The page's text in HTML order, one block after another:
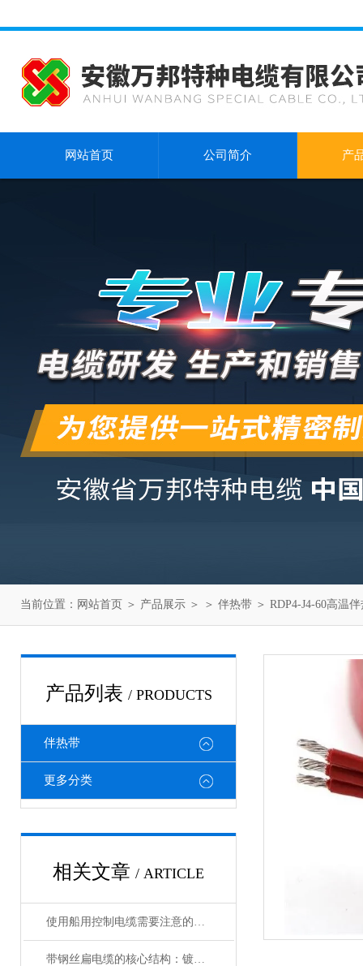
网站首页 公司简介 产
当前位置： 网站首页 ＞ 产品展示 ＞ ＞ 伴热带 ＞ RDP4-J4-60高温
产品列表 / PRODUCTS
伴热带
更多分类
相关文章 / ARTICLE
使用船用控制电缆需要注意的细节有哪些
带钢丝扁电缆的核心结构：镀锌钢丝绳的抗拉强化设计